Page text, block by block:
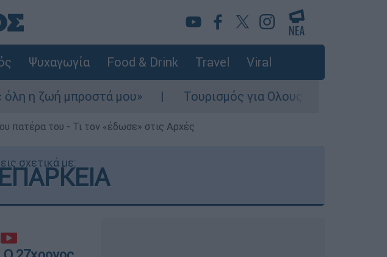
Ψυχαγωγία Food & Drink Travel Viral
μου» Τουρισμός για Ολους 2026-2027: Τα SOS για να
πατέρα του - Τι τον «έδωσε» στις Αρχές
σχετικά με: